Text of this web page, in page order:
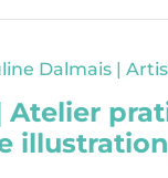
Dalmais |
| Atelier